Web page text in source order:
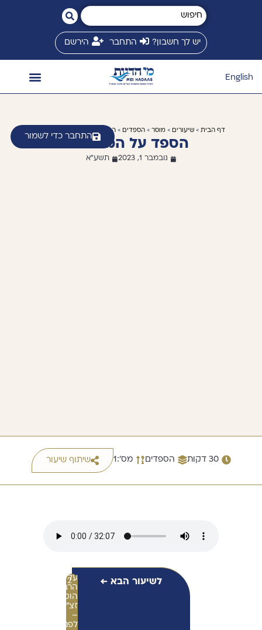
יש לך חשבון? התחבר הירשם
English
דף הבית >שיעורים >מוסר >הספדים >הספדים
הספד על המשגיח
נובמבר 1, 2023 תשע"א
התחבר כדי לשמור
30 דקות הספדים מס׳:1 שיתוף שיעור
לשיעור הבא ← 2
על
הרב
הוטנר
זצ"ל
–
לפני